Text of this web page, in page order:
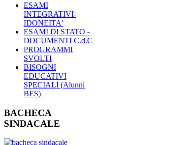
ESAMI
INTEGRATIVI-
IDONEITA'
ESAMI DI STATO -
DOCUMENTI C.d.C
PROGRAMMI
SVOLTI
BISOGNI
EDUCATIVI
SPECIALI (Alunni
BES)
BACHECA
SINDACALE